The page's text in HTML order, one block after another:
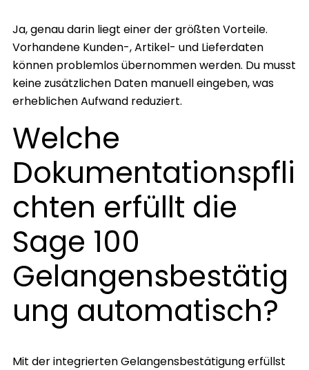
Ja, genau darin liegt einer der größten Vorteile.
Vorhandene Kunden-, Artikel- und Lieferdaten
können problemlos übernommen werden. Du musst
keine zusätzlichen Daten manuell eingeben, was
erheblichen Aufwand reduziert.
Welche
Dokumentationspfli
chten erfüllt die
Sage 100
Gelangensbestätig
ung automatisch?
Mit der integrierten Gelangensbestätigung erfüllst